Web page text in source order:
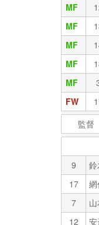
MF
MF
MF
MF
MF
FW
監督
9
17
7
12